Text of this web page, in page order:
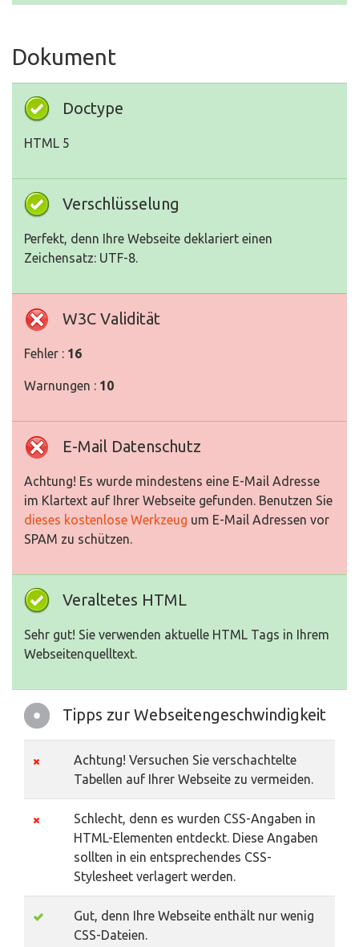
Dokument
Doctype
HTML 5
Verschlüsselung
Perfekt, denn Ihre Webseite deklariert einen
Zeichensatz: UTF-8.
W3C Validität
Fehler : 16
Warnungen : 10
E-Mail Datenschutz
Achtung! Es wurde mindestens eine E-Mail Adresse
im Klartext auf Ihrer Webseite gefunden. Benutzen Sie
dieses kostenlose Werkzeug um E-Mail Adressen vor
SPAM zu schützen.
Veraltetes HTML
Sehr gut! Sie verwenden aktuelle HTML Tags in Ihrem
Webseitenquelltext.
Tipps zur Webseitengeschwindigkeit
Achtung! Versuchen Sie verschachtelte
Tabellen auf Ihrer Webseite zu vermeiden.
Schlecht, denn es wurden CSS-Angaben in
HTML-Elementen entdeckt. Diese Angaben
sollten in ein entsprechendes CSS-
Stylesheet verlagert werden.
Gut, denn Ihre Webseite enthält nur wenig
CSS-Dateien.